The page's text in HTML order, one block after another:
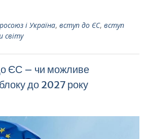
і Україна, вступ до ЄС, вступ
світу
ЄС – чи можливе
до 2027 року